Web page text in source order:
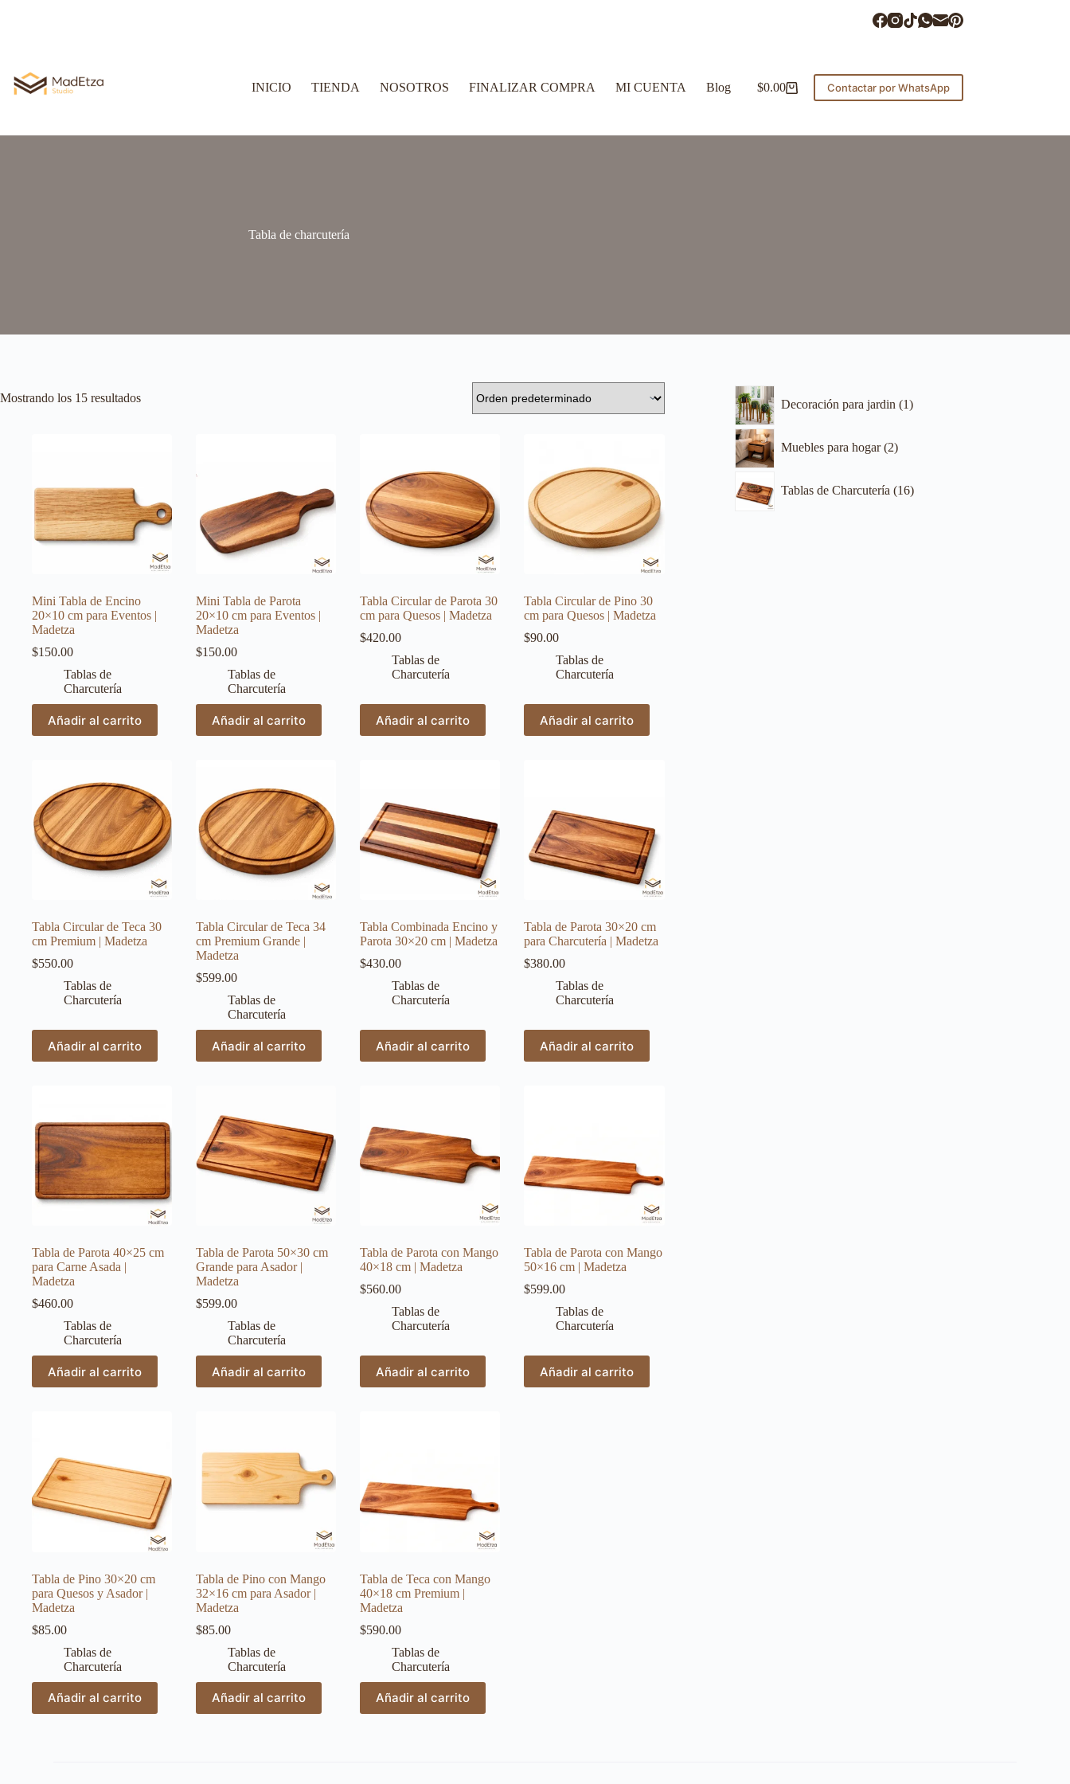
INICIO TIENDA NOSOTROS FINALIZAR COMPRA MI CUENTA Blog $0.00 Contactar por WhatsApp
Tabla de charcutería
Mostrando los 15 resultados
Mini Tabla de Encino
20×10 cm para Eventos |
Madetza
$150.00
Tablas de
Charcutería
Añadir al carrito
Mini Tabla de Parota
20×10 cm para Eventos |
Madetza
$150.00
Tablas de
Charcutería
Añadir al carrito
Tabla Circular de Parota 30
cm para Quesos | Madetza
$420.00
Tablas de
Charcutería
Añadir al carrito
Tabla Circular de Pino 30
cm para Quesos | Madetza
$90.00
Tablas de
Charcutería
Añadir al carrito
Tabla Circular de Teca 30
cm Premium | Madetza
$550.00
Tablas de
Charcutería
Añadir al carrito
Tabla Circular de Teca 34
cm Premium Grande |
Madetza
$599.00
Tablas de
Charcutería
Añadir al carrito
Tabla Combinada Encino y
Parota 30×20 cm | Madetza
$430.00
Tablas de
Charcutería
Añadir al carrito
Tabla de Parota 30×20 cm
para Charcutería | Madetza
$380.00
Tablas de
Charcutería
Añadir al carrito
Tabla de Parota 40×25 cm
para Carne Asada |
Madetza
$460.00
Tablas de
Charcutería
Añadir al carrito
Tabla de Parota 50×30 cm
Grande para Asador |
Madetza
$599.00
Tablas de
Charcutería
Añadir al carrito
Tabla de Parota con Mango
40×18 cm | Madetza
$560.00
Tablas de
Charcutería
Añadir al carrito
Tabla de Parota con Mango
50×16 cm | Madetza
$599.00
Tablas de
Charcutería
Añadir al carrito
Tabla de Pino 30×20 cm
para Quesos y Asador |
Madetza
$85.00
Tablas de
Charcutería
Añadir al carrito
Tabla de Pino con Mango
32×16 cm para Asador |
Madetza
$85.00
Tablas de
Charcutería
Añadir al carrito
Tabla de Teca con Mango
40×18 cm Premium |
Madetza
$590.00
Tablas de
Charcutería
Añadir al carrito
Decoración para jardin 1
Muebles para hogar 2
Tablas de Charcutería 16